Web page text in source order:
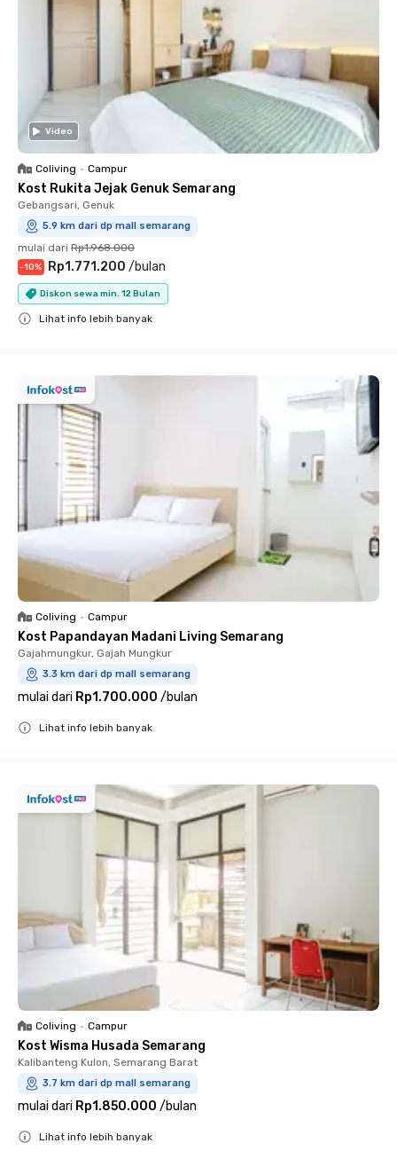
Video
Coliving • Campur
Kost Rukita Jejak Genuk Semarang
Gebangsari, Genuk
5.9 km dari dp mall semarang
mulai dari Rp1.968.000
-10% Rp1.771.200 /bulan
Diskon sewa min. 12 Bulan
Lihat info lebih banyak
Coliving • Campur
Kost Papandayan Madani Living Semarang
Gajahmungkur, Gajah Mungkur
3.3 km dari dp mall semarang
mulai dari Rp1.700.000 /bulan
Lihat info lebih banyak
Coliving • Campur
Kost Wisma Husada Semarang
Kalibanteng Kulon, Semarang Barat
3.7 km dari dp mall semarang
mulai dari Rp1.850.000 /bulan
Lihat info lebih banyak